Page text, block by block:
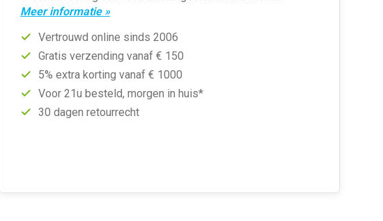
Meer informatie »
Vertrouwd online sinds 2006
Gratis verzending vanaf € 150
5% extra korting vanaf € 1000
Voor 21u besteld, morgen in huis*
30 dagen retourrecht